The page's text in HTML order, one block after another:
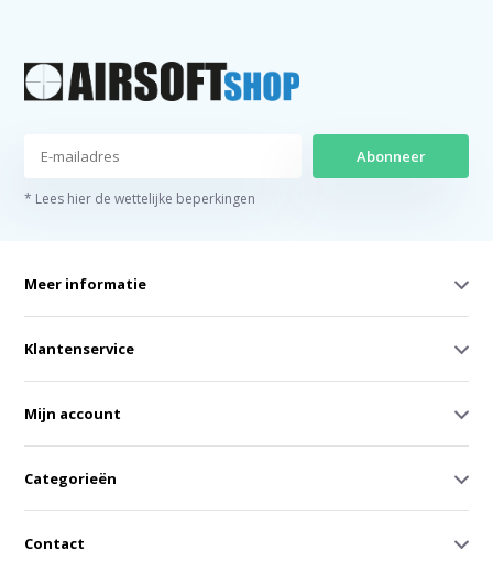
Abonneer
* Lees hier de wettelijke beperkingen
Meer informatie
Klantenservice
Mijn account
Categorieën
Contact